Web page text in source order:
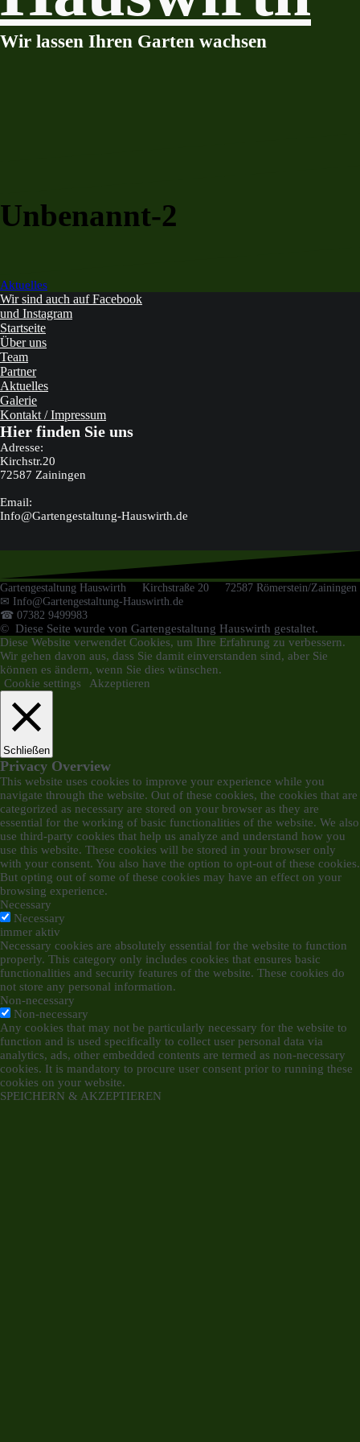
Wir lassen Ihren Garten wachsen
Unbenannt-2
Beitragsnavigation
Aktuelles
Wir sind auch auf Facebook
und Instagram
Startseite
Über uns
Team
Partner
Aktuelles
Galerie
Kontakt / Impressum
Hier finden Sie uns
Adresse:
Kirchstr.20
72587 Zainingen
Email:
Info@Gartengestaltung-Hauswirth.de
Gartengestaltung Hauswirth Kirchstraße 20 72587 Römerstein/Zainingen
✉ Info@Gartengestaltung-Hauswirth.de
☎ 07382 9499983
© Diese Seite wurde von Gartengestaltung Hauswirth gestaltet.
Diese Website verwendet Cookies, um Ihre Erfahrung zu verbessern.
Wir gehen davon aus, dass Sie damit einverstanden sind, aber Sie
können es ändern, wenn Sie dies wünschen.
Cookie settings
Akzeptieren
Schließen
Privacy Overview
This website uses cookies to improve your experience while you
navigate through the website. Out of these cookies, the cookies that are
categorized as necessary are stored on your browser as they are
essential for the working of basic functionalities of the website. We also
use third-party cookies that help us analyze and understand how you
use this website. These cookies will be stored in your browser only
with your consent. You also have the option to opt-out of these cookies.
But opting out of some of these cookies may have an effect on your
browsing experience.
Necessary
Necessary
immer aktiv
Necessary cookies are absolutely essential for the website to function
properly. This category only includes cookies that ensures basic
functionalities and security features of the website. These cookies do
not store any personal information.
Non-necessary
Non-necessary
Any cookies that may not be particularly necessary for the website to
function and is used specifically to collect user personal data via
analytics, ads, other embedded contents are termed as non-necessary
cookies. It is mandatory to procure user consent prior to running these
cookies on your website.
SPEICHERN & AKZEPTIEREN